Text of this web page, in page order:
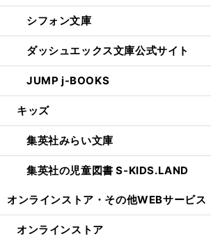
シフォン文庫
ダッシュエックス文庫公式サイト
JUMP j-BOOKS
キッズ
集英社みらい文庫
集英社の児童図書 S-KIDS.LAND
オンラインストア・ その他WEBサービス
オンラインストア